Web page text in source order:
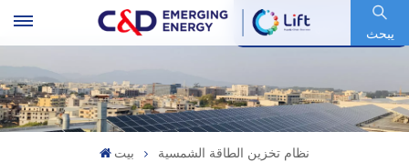
يبحث
رمز السهم : 600153.SH
بيت نظام تخزين الطاقة الشمسية